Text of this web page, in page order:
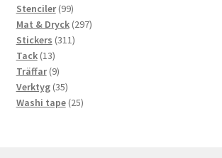
produkter
Stenciler 9999
produkter
Mat & Dryck 297297
Stickers 311311
Tack 1313
produkter
Träffar 99
produkter
Verktyg 3535
produkter
Washi tape 2525